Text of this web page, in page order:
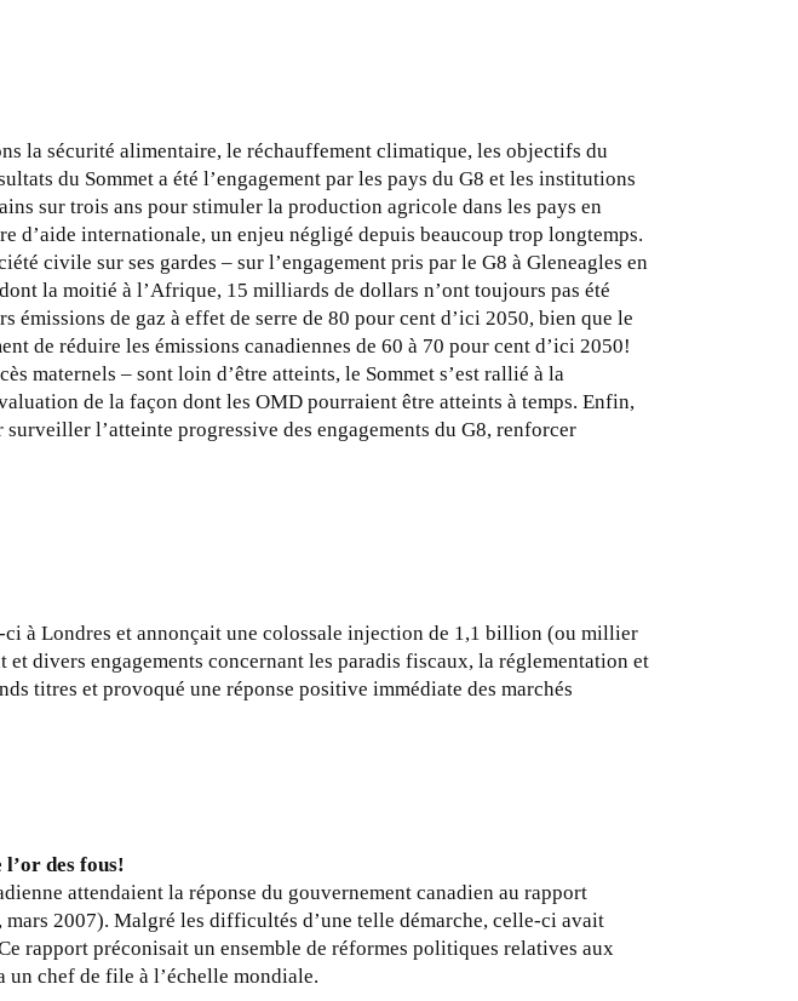
la sécurité alimentaire, le réchauffement climatique, les objectifs du
du Sommet a été l’engagement par les pays du G8 et les institutions
sur trois ans pour stimuler la production agricole dans les pays en
d’aide internationale, un enjeu négligé depuis beaucoup trop longtemps.
civile sur ses gardes – sur l’engagement pris par le G8 à Gleneagles en
la moitié à l’Afrique, 15 milliards de dollars n’ont toujours pas été
émissions de gaz à effet de serre de 80 pour cent d’ici 2050, bien que le
de réduire les émissions canadiennes de 60 à 70 pour cent d’ici 2050!
maternels – sont loin d’être atteints, le Sommet s’est rallié à la
de la façon dont les OMD pourraient être atteints à temps. Enfin,
l’atteinte progressive des engagements du G8, renforcer
à Londres et annonçait une colossale injection de 1,1 billion (ou millier
divers engagements concernant les paradis fiscaux, la réglementation et
titres et provoqué une réponse positive immédiate des marchés
des fous!
attendaient la réponse du gouvernement canadien au rapport
2007). Malgré les difficultés d’une telle démarche, celle-ci avait
rapport préconisait un ensemble de réformes politiques relatives aux
un chef de file à l’échelle mondiale.